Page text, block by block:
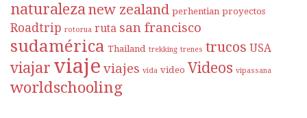
naturalezanew zealand perhentian proyectos
Roadtrip rotorua ruta san francisco
sudamérica Thailand trekking trenes trucos USA
viajar viaje viajes vida video Videos vipassana
worldschooling